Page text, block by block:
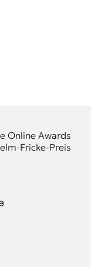
Online Awards
Fricke-Preis